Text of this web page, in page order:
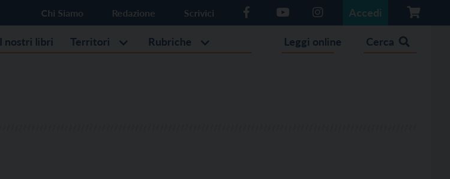
Chi Siamo Redazione Scrivici Accedi
I nostri libri Territori Rubriche Leggi online Cerca